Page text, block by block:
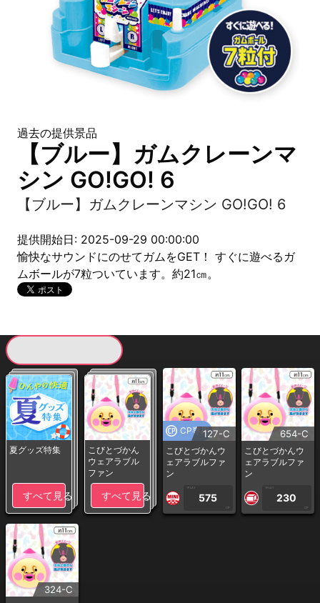
過去の提供景品
【ブルー】ガムクレーンマ
シン GO!GO! 6
【ブルー】ガムクレーンマシン GO!GO! 6
提供開始日: 2025-09-29 00:00:00
愉快なサウンドにのせてガムをGET！ すぐに遊べるガ
ムボールが7粒ついています。約21㎝。
夏グッズ特集
すべて見る
こびとづかん
ウェアラブル
ファン
すべて見る
CP専用127-C
こびとづかんウ
ェアラブルファ
ン
1PLAY
575
CP
654-C
こびとづかんウ
ェアラブルファ
ン
1PLAY
230
CP
324-C